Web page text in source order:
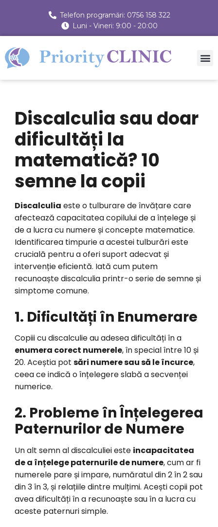
Telefon programări: 0756 158 322
Luni - Vineri: 9:00 - 20:00
Discalculia sau doar
dificultăți la
matematică? 10
semne la copii
Discalculia este o tulburare de învățare care
afectează capacitatea copilului de a înțelege și
de a lucra cu numere și concepte matematice.
Identificarea timpurie a acestei tulburări este
crucială pentru a oferi suport adecvat și
intervenție eficientă. Iată cum putem
recunoaște discalculia printr-o serie de semne și
simptome comune.
1. Dificultăți în Enumerare
Copiii cu discalculie au adesea dificultăți în a
enumera corect numerele, în special între 10 și
20. Aceștia pot sări numere sau să le încurce,
ceea ce indică o înțelegere slabă a secvenței
numerice.
2. Probleme în Înțelegerea
Paternurilor de Numere
Un alt semn al discalculiei este incapacitatea
de a înțelege paternurile de numere, cum ar fi
numerele pare și impare, număratul din 2 în 2 sau
din 3 în 3, și relațiile dintre mulțimi. Acești copii pot
avea dificultăți în a recunoaște sau în a lucra cu
aceste paternuri simple.